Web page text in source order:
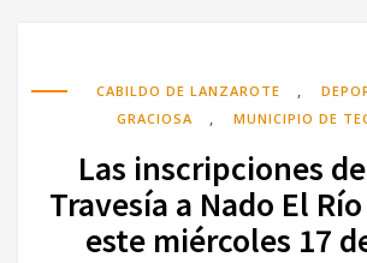
CABILDO DE LANZAROTE ,
GRACIOSA
, MUNICIPIO DE
Las inscripciones
Travesía a Nado El
este miércoles 17